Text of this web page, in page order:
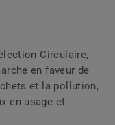
Circulaire,
en faveur de
et la pollution,
en usage et